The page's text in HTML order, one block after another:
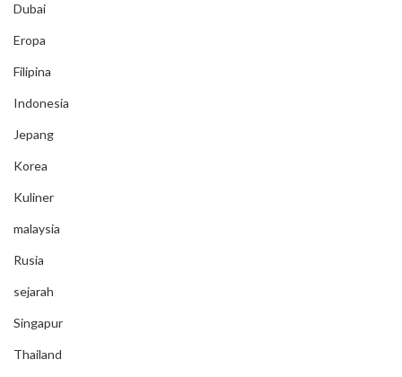
Dubai
Eropa
Filipina
Indonesia
Jepang
Korea
Kuliner
malaysia
Rusia
sejarah
Singapur
Thailand